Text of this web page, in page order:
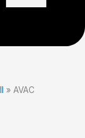
» AVAC